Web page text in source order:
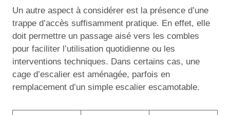
Un autre aspect à considérer est la présence d’une
trappe d’accès suffisamment pratique. En effet, elle
doit permettre un passage aisé vers les combles
pour faciliter l’utilisation quotidienne ou les
interventions techniques. Dans certains cas, une
cage d’escalier est aménagée, parfois en
remplacement d’un simple escalier escamotable.